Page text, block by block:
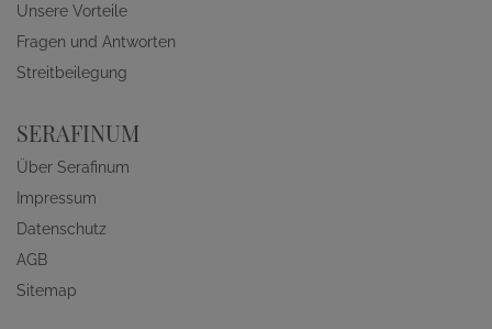
Unsere Vorteile
Fragen und Antworten
Streitbeilegung
SERAFINUM
Über Serafinum
Impressum
Datenschutz
AGB
Sitemap